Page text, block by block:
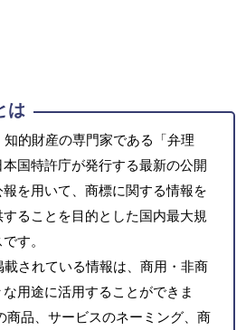
は
的財産の専門家である「弁理
国特許庁が発行する最新の公開
を用いて、商標に関する情報を
ることを目的とした国内最大規
す。
されている情報は、商用・非商
用途に活用することができま
商品、サービスのネーミング、商